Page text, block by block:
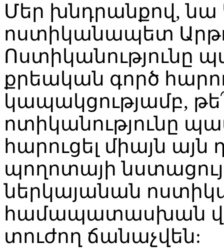
Մեր խնդրանքով, նա
ոստիկանապետ
Ոստիկանությունը
քրեական գործ
կապակցությամբ,
ոտիկանությունը
հարուցել միայն այն
պողոտայի
ներկայանան
համապատասխան
տուժող ճանաչվեն: